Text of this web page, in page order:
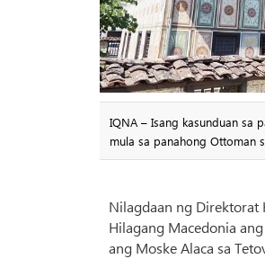
IQNA – Isang kasunduan sa
mula sa panahong Ottoman
Nilagdaan ng Direktorat
Hilagang Macedonia
ang Moske Alaca sa